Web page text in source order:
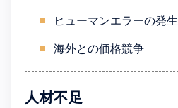
ヒューマンエラーの発生
海外との価格競争
人材不足